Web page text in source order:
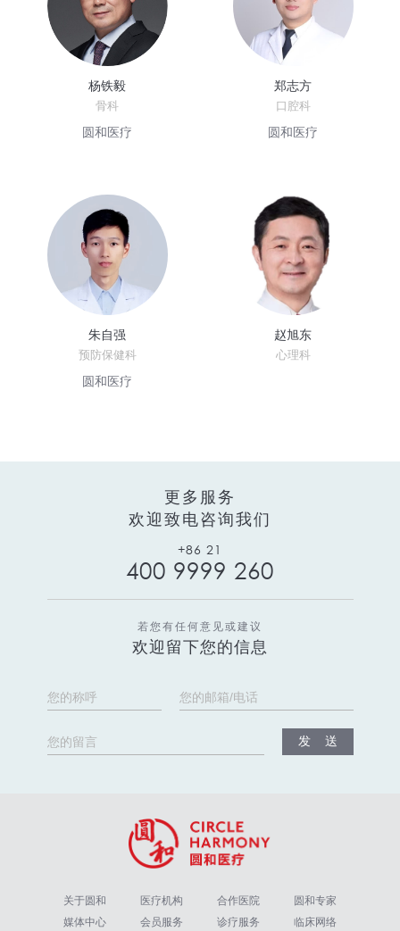
杨铁毅
骨科
圆和医疗
郑志方
口腔科
圆和医疗
朱自强
预防保健科
圆和医疗
赵旭东
心理科
更多服务
欢迎致电咨询我们
+86 21
400 9999 260
若您有任何意见或建议
欢迎留下您的信息
关于圆和 医疗机构 合作医院
圆和专家
媒体中心
会员服务 诊疗服务 临床网络